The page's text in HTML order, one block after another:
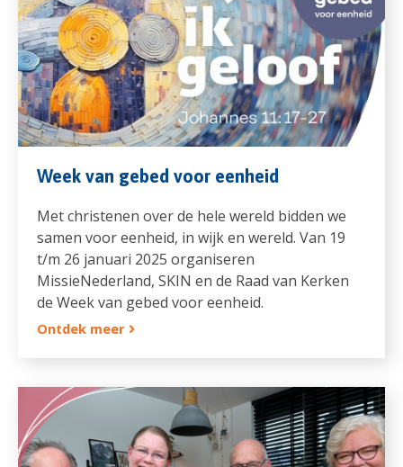
Week van gebed voor eenheid
Met christenen over de hele wereld bidden we
samen voor eenheid, in wijk en wereld. Van 19
t/m 26 januari 2025 organiseren
MissieNederland, SKIN en de Raad van Kerken
de Week van gebed voor eenheid.
Ontdek meer